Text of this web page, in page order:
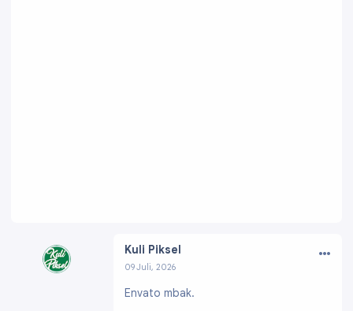
Kuli Piksel
09 Juli, 2026
1534162955430997
…
Envato mbak.